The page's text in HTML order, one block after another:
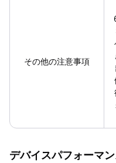
その他の注意事項
デバイスパフォーマ